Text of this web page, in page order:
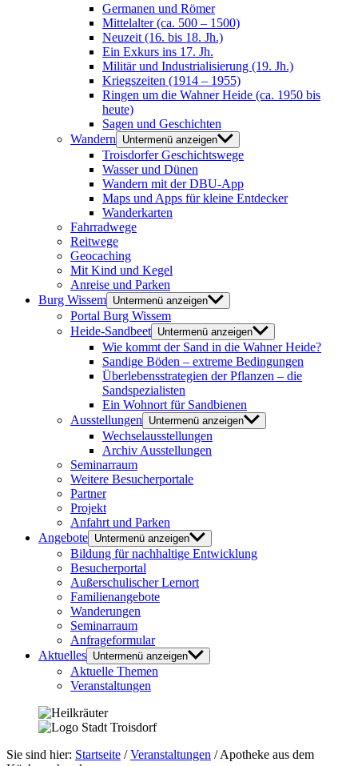
Germanen und Römer
Mittelalter (ca. 500 – 1500)
Neuzeit (16. bis 18. Jh.)
Ein Exkurs ins 17. Jh.
Militär und Industrialisierung (19. Jh.)
Kriegszeiten (1914 – 1955)
Ringen um die Wahner Heide (ca. 1950 bis
heute)
Sagen und Geschichten
Wandern
Untermenü anzeigen
Troisdorfer Geschichtswege
Wasser und Dünen
Wandern mit der DBU-App
Maps und Apps für kleine Entdecker
Wanderkarten
Fahrradwege
Reitwege
Geocaching
Mit Kind und Kegel
Anreise und Parken
Burg Wissem Untermenü anzeigen
Portal Burg Wissem
Heide-Sandbeet Untermenü anzeigen
Wie kommt der Sand in die Wahner Heide?
Sandige Böden – extreme Bedingungen
Überlebensstrategien der Pflanzen – die
Sandspezialisten
Ein Wohnort für Sandbienen
Ausstellungen
Untermenü anzeigen
Wechselausstellungen
Archiv Ausstellungen
Seminarraum
Weitere Besucherportale
Partner
Projekt
Anfahrt und Parken
Angebote Untermenü anzeigen
Bildung für nachhaltige Entwicklung
Besucherportal
Außerschulischer Lernort
Familienangebote
Wanderungen
Seminarraum
Anfrageformular
Aktuelles Untermenü anzeigen
Aktuelle Themen
Veranstaltungen
Sie sind hier: Startseite /Veranstaltungen /Apotheke aus dem